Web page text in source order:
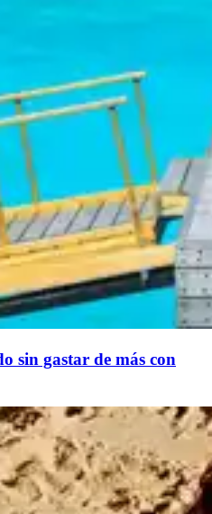
sin gastar de más con